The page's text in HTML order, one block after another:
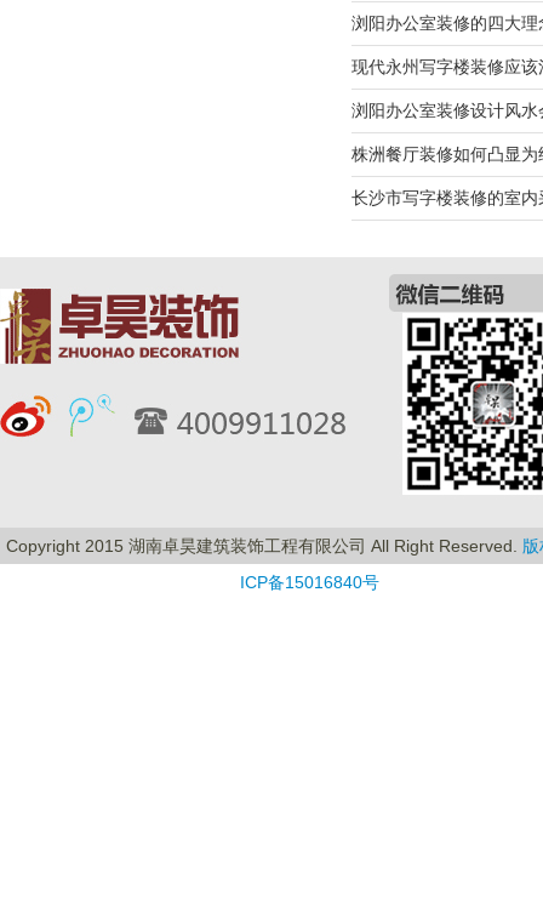
浏阳办公室装修的四大理
现代永州写字楼装修应该
浏阳办公室装修设计风水
株洲餐厅装修如何凸显为
长沙市写字楼装修的室内
Copyright 2015 湖南卓昊建筑装饰工程有限公司 All Right Reserved.
ICP备15016840号